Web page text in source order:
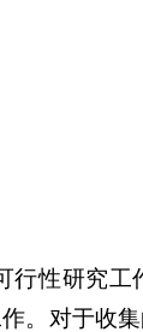
性研究
。对于收